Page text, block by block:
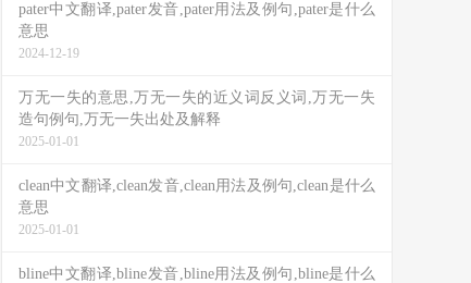
pater中文翻译,pater发音,pater用法及例句,pater是什么
意思
2024-12-19
万无一失的意思,万无一失的近义词反义词,万无一失
造句例句,万无一失出处及解释
2025-01-01
clean中文翻译,clean发音,clean用法及例句,clean是什么
意思
2025-01-01
bline中文翻译,bline发音,bline用法及例句,bline是什么